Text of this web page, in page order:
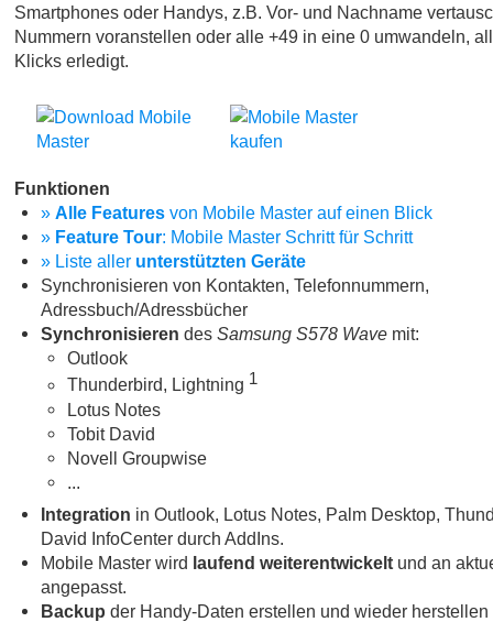
Smartphones oder Handys, z.B. Vor- und Nachname
Nummern voranstellen oder alle +49 in eine 0 umwandeln,
Klicks erledigt.
Funktionen
» Alle Features von Mobile Master auf einen Blick
» Feature Tour: Mobile Master Schritt für Schritt
» Liste aller unterstützten Geräte
Synchronisieren von Kontakten, Telefonnummern,
Adressbuch/Adressbücher
Synchronisieren des Samsung S578 Wave mit:
Outlook
Thunderbird, Lightning 1
Lotus Notes
Tobit David
Novell Groupwise
...
Integration in Outlook, Lotus Notes, Palm Desktop,
David InfoCenter durch AddIns.
Mobile Master wird laufend weiterentwickelt und an
angepasst.
Backup der Handy-Daten erstellen und wieder herstellen